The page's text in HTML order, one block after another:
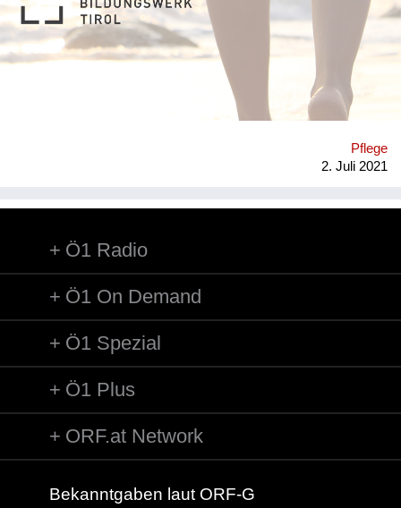
Wünsche zu äußern, ihnen die Kraft dazu fehlt bzw. nicht mehr
selbständig agieren können. Dabei werden wichtige Rituale
und Gewohnheiten, persönliche Vorlieben und Wünsche
festgehalten wie z.B. Essgewohnheiten, welche Musik möchte
ich hören, wenn ich nicht mehr ansprechbar bin, welche Dinge
sind mir liebgeworden… Mithilfe des Biografiepasses ist es
Angehörigen und Betreuenden möglich im Fall von plötzlichen
Sinne der Seniorin/des Seniors zu agieren. Der Biografiepass
stellt sicher, dass der alternde Mensch nach seinen Wünschen
Lösung...
Pflege
2. Juli 2021
Ö1 Radio
Ö1 On Demand
Ö1 Spezial
Ö1 Plus
ORF.at Network
Bekanntgaben laut ORF-G